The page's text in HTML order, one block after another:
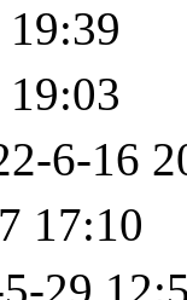
6-16
17:10
29